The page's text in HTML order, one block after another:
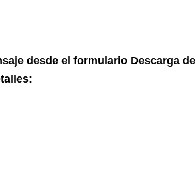
desde el formulario Descarga de